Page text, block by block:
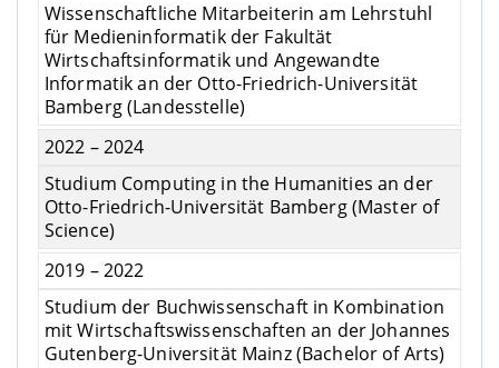
Wissenschaftliche Mitarbeiterin am Lehrstuhl
für Medieninformatik der Fakultät
Wirtschaftsinformatik und Angewandte
Informatik an der Otto-Friedrich-Universität
Bamberg (Landesstelle)
2022 – 2024
Studium Computing in the Humanities an der
Otto-Friedrich-Universität Bamberg (Master of
Science)
2019 – 2022
Studium der Buchwissenschaft in Kombination
mit Wirtschaftswissenschaften an der Johannes
Gutenberg-Universität Mainz (Bachelor of Arts)